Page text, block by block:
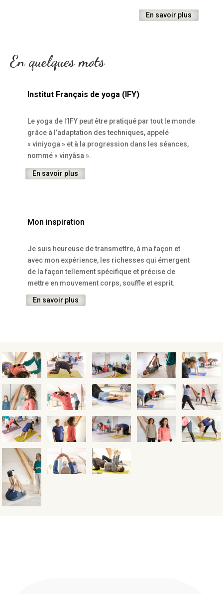
En savoir plus
En quelques mots
Institut Français de yoga (IFY)
Le yoga de l’IFY peut être pratiqué par tout le monde
grâce à l’adaptation des techniques, appelé
« viniyoga » et à la progression dans les séances,
nommé « vinyâsa ».
En savoir plus
Mon inspiration
Je suis heureuse de transmettre, à ma façon et
avec mon expérience, les richesses qui émergent
de la façon tellement spécifique et précise de
mettre en mouvement corps, souffle et esprit.
En savoir plus